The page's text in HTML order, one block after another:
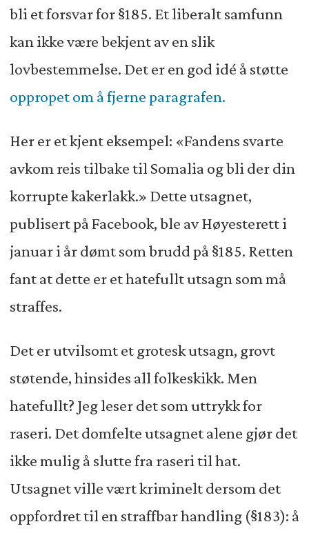
bli et forsvar for §185. Et liberalt samfunn
kan ikke være bekjent av en slik
lovbestemmelse. Det er en god idé å støtte
oppropet om å fjerne paragrafen.
Her er et kjent eksempel: «Fandens svarte
avkom reis tilbake til Somalia og bli der din
korrupte kakerlakk.» Dette utsagnet,
publisert på Facebook, ble av Høyesterett i
januar i år dømt som brudd på §185. Retten
fant at dette er et hatefullt utsagn som må
straffes.
Det er utvilsomt et grotesk utsagn, grovt
støtende, hinsides all folkeskikk. Men
hatefullt? Jeg leser det som uttrykk for
raseri. Det domfelte utsagnet alene gjør det
ikke mulig å slutte fra raseri til hat.
Utsagnet ville vært kriminelt dersom det
oppfordret til en straffbar handling (§183): å